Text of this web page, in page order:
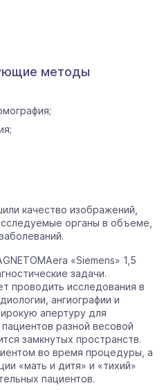
методы
качество изображений,
органы в объеме,
«Siemens» 1,5
задачи.
проводить исследования в
ангиографии и
апертуру для
разной весовой
замкнутых пространств.
во время процедуры, а
«мать и дитя» и «тихий»
пациентов.